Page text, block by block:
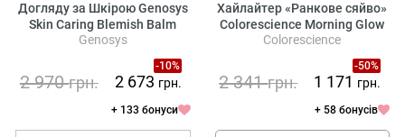
Догляду за Шкірою Genosys
Skin Caring Blemish Balm
Cushion (CBC) SPF 50
Genosys
-10%
2 970грн. 2 673 грн.
+ 133 бонуси
Хайлайтер «Ранкове сяйво»
Colorescience Morning Glow
Illuminator
Colorescience
-50%
2 341грн. 1 171 грн.
+ 58 бонусів